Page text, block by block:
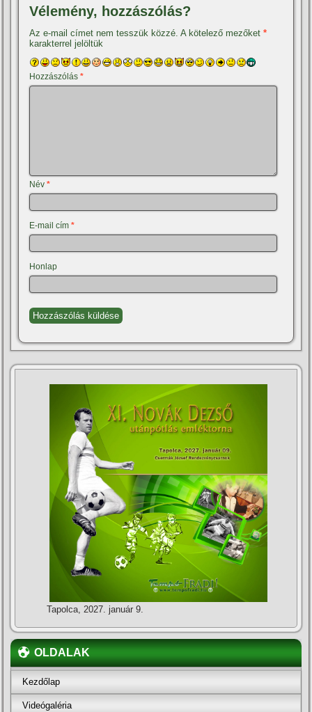
Vélemény, hozzászólás?
Az e-mail címet nem tesszük közzé. A kötelező mezőket*
karakterrel jelöltük
Hozzászólás*
Név*
E-mail cím*
Honlap
Tapolca, 2027. január 9.
OLDALAK
Kezdőlap
Videógaléria